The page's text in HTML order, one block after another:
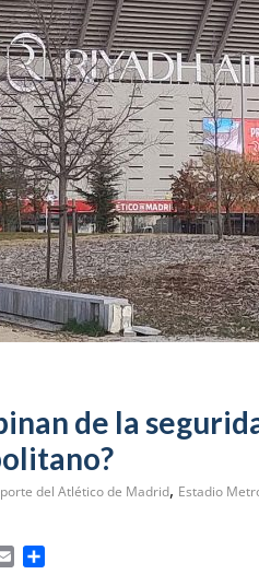
de la
del Atlético de Madrid, Estadio